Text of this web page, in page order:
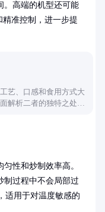
。高端的机型还可能
准控制，进一步提
艺、口感和食用方式大
解析二者的独特之处，
性和炒制效率高。
制过程中不会局部过
适用于对温度敏感的